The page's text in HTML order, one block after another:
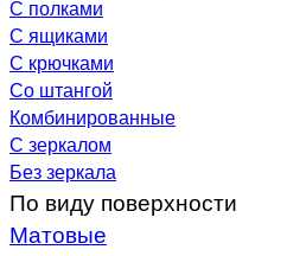
С полками
С ящиками
С крючками
Со штангой
Комбинированные
С зеркалом
Без зеркала
По виду поверхности
Матовые